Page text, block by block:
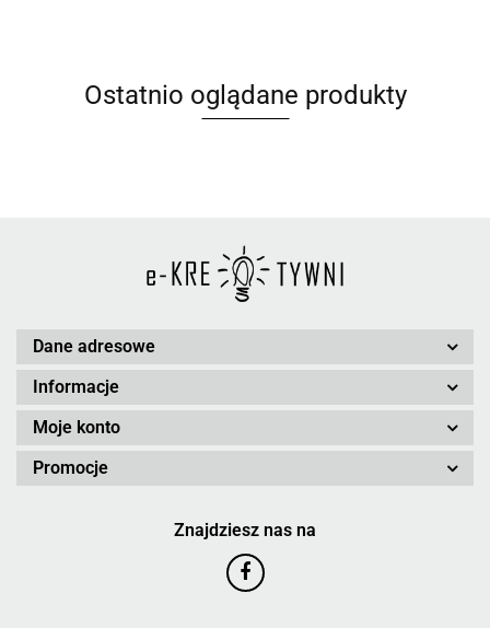
Ostatnio oglądane produkty
Dane adresowe
Informacje
Moje konto
Promocje
Znajdziesz nas na